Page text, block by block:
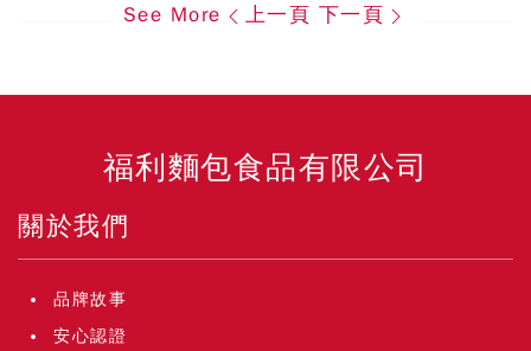
See More 上一頁 下一頁
福利麵包食品有限公司
關於我們
品牌故事
安心認證